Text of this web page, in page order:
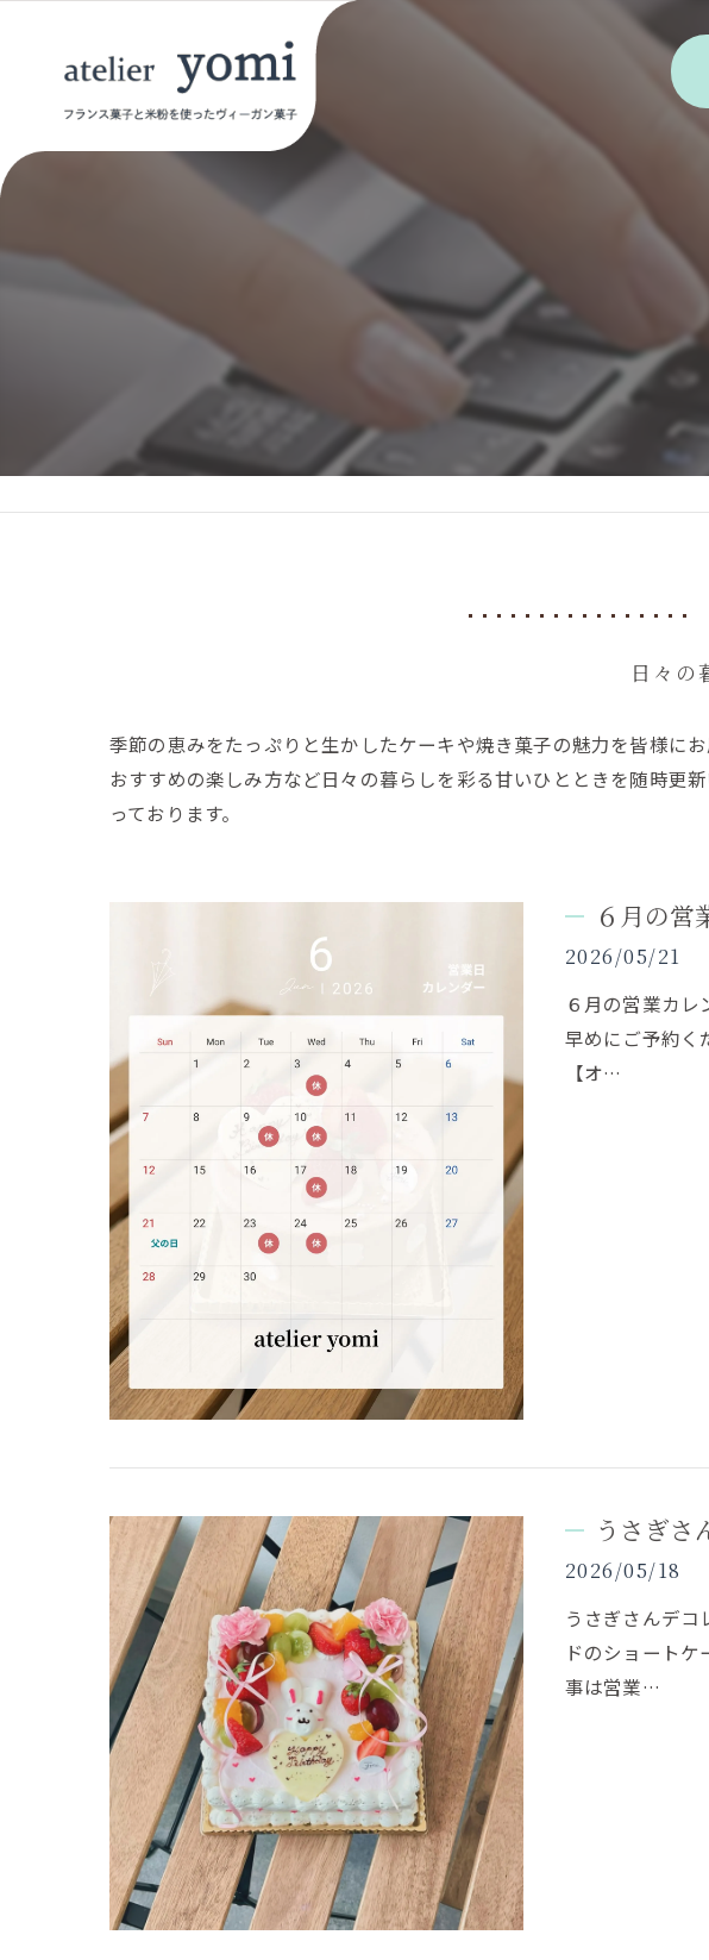
日々の
季節の恵みをたっぷりと生かしたケーキや焼き菓子の魅力を皆様に
おすすめの楽しみ方など日々の暮らしを彩る甘いひとときを随時更
っております。
６月の営
2026/05/21
６月の営業カ
早めにご予約く
【オ…
うさぎさ
2026/05/18
うさぎさんデ
ドのショート
事は営業…